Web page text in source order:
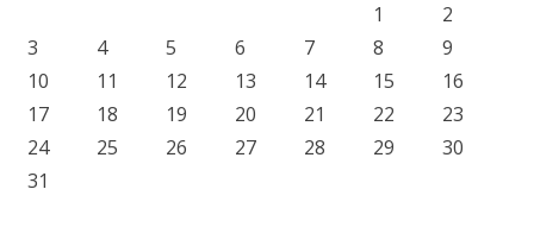
1
2
3
4 5 6 7 8
9
10
11 12 13 14 15
16
17
18 19 20 21 22
23
24
25 26 27 28 29
30
31